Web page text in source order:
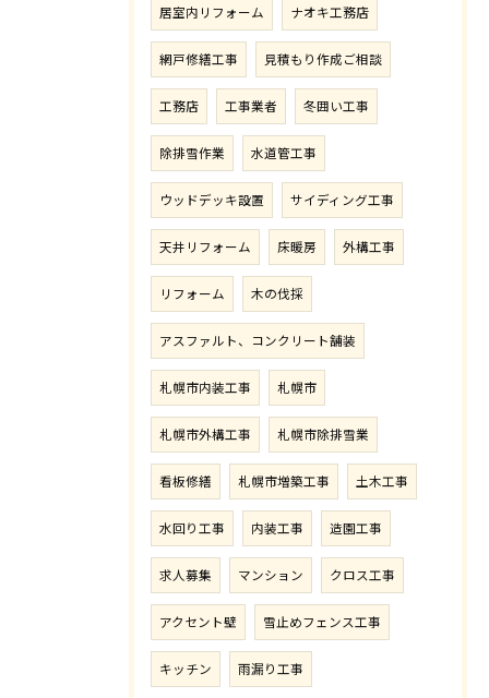
居室内リフォーム ナオキ工務店
網戸修繕工事 見積もり作成ご相談
工務店 工事業者 冬囲い工事
除排雪作業 水道管工事
ウッドデッキ設置 サイディング工事
天井リフォーム 床暖房 外構工事
リフォーム 木の伐採
アスファルト、コンクリート舗装
札幌市内装工事 札幌市
札幌市外構工事 札幌市除排雪業
看板修繕 札幌市増築工事 土木工事
水回り工事 内装工事 造園工事
求人募集 マンション クロス工事
アクセント壁 雪止めフェンス工事
キッチン 雨漏り工事